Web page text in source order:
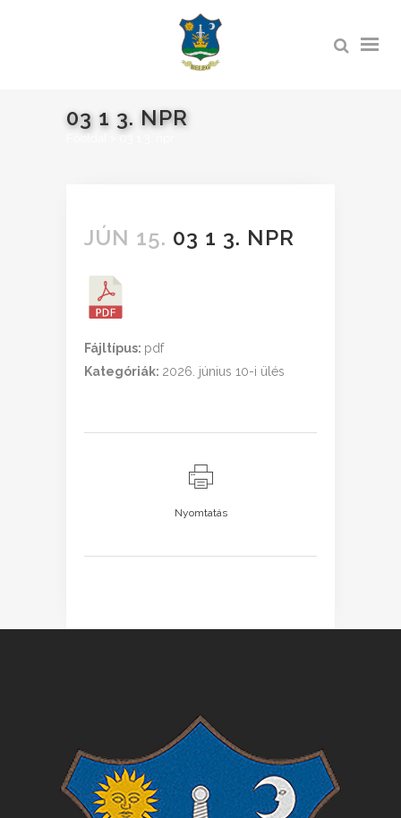
03 1 3. NPR
JÚN 15. 03 1 3. NPR
Fájltípus: pdf
Kategóriák: 2026. június 10-i ülés
Nyomtatás